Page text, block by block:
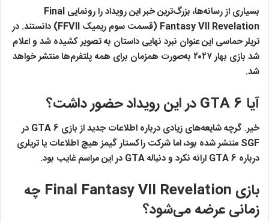
بسیاری از رسانه‌ها، بزرگ‌ترین خبر این رویداد را رونمایی Final
Fantasy VII Revelation (قسمت سوم ریمیک FFVII) دانستند. در
تریلر حماسی این عنوان نبرد نهایی داستان به تصویر کشیده شد و اعلام
شد بازی بهار ۲۰۲۷ به‌صورت همزمان برای همه پلتفرم‌ها منتشر خواهد
شد.
آیا GTA 6 در این رویداد حضور داشت؟
خیر. گرچه شایعه‌های زیادی درباره اطلاعات جدید از بازی GTA 6 در
SGF منتشر شده بود، اما شرکت راکستار گیمز هیچ اطلاعات یا تریلری
درباره GTA 6 ارائه نکرد و دنباله GTA در این مراسم غایب بود.
بازی Final Fantasy VII Revelation چه
زمانی عرضه می‌شود؟